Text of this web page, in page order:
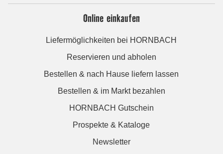
Online einkaufen
Liefermöglichkeiten bei HORNBACH
Reservieren und abholen
Bestellen & nach Hause liefern lassen
Bestellen & im Markt bezahlen
HORNBACH Gutschein
Prospekte & Kataloge
Newsletter